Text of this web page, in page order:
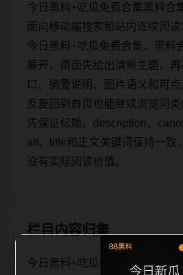
今日黑料+吃瓜免费合集黑料合
面向移动端搜索和站内连续阅
今日黑料+吃瓜免费合集、黑料
展开。页面先给出清晰主题，
口、摘要说明、图片语义和可
反复回到首页也能继续浏览同
先保证标题、description、
alt、title和正文关键词保持一致
没有实际阅读价值。
栏目内容归集
今日黑料+吃瓜免费合集黑料合